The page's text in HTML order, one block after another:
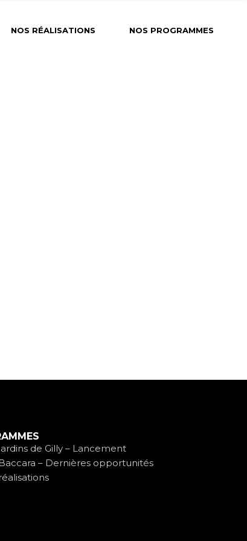
NOS RÉALISATIONS NOS PROGRAMMES
de Gilly – Lancement
– Dernières opportunités